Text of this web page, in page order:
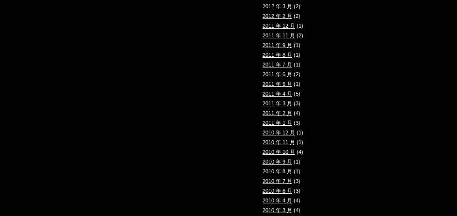
2012 年 3 月 (2)
2012 年 2 月 (2)
2011 年 12 月 (1)
2011 年 11 月 (2)
2011 年 9 月 (1)
2011 年 8 月 (1)
2011 年 7 月 (1)
2011 年 6 月 (2)
2011 年 5 月 (1)
2011 年 4 月 (5)
2011 年 3 月 (3)
2011 年 2 月 (4)
2011 年 1 月 (3)
2010 年 12 月 (1)
2010 年 11 月 (1)
2010 年 10 月 (4)
2010 年 9 月 (1)
2010 年 8 月 (1)
2010 年 7 月 (3)
2010 年 6 月 (3)
2010 年 4 月 (4)
2010 年 3 月 (4)